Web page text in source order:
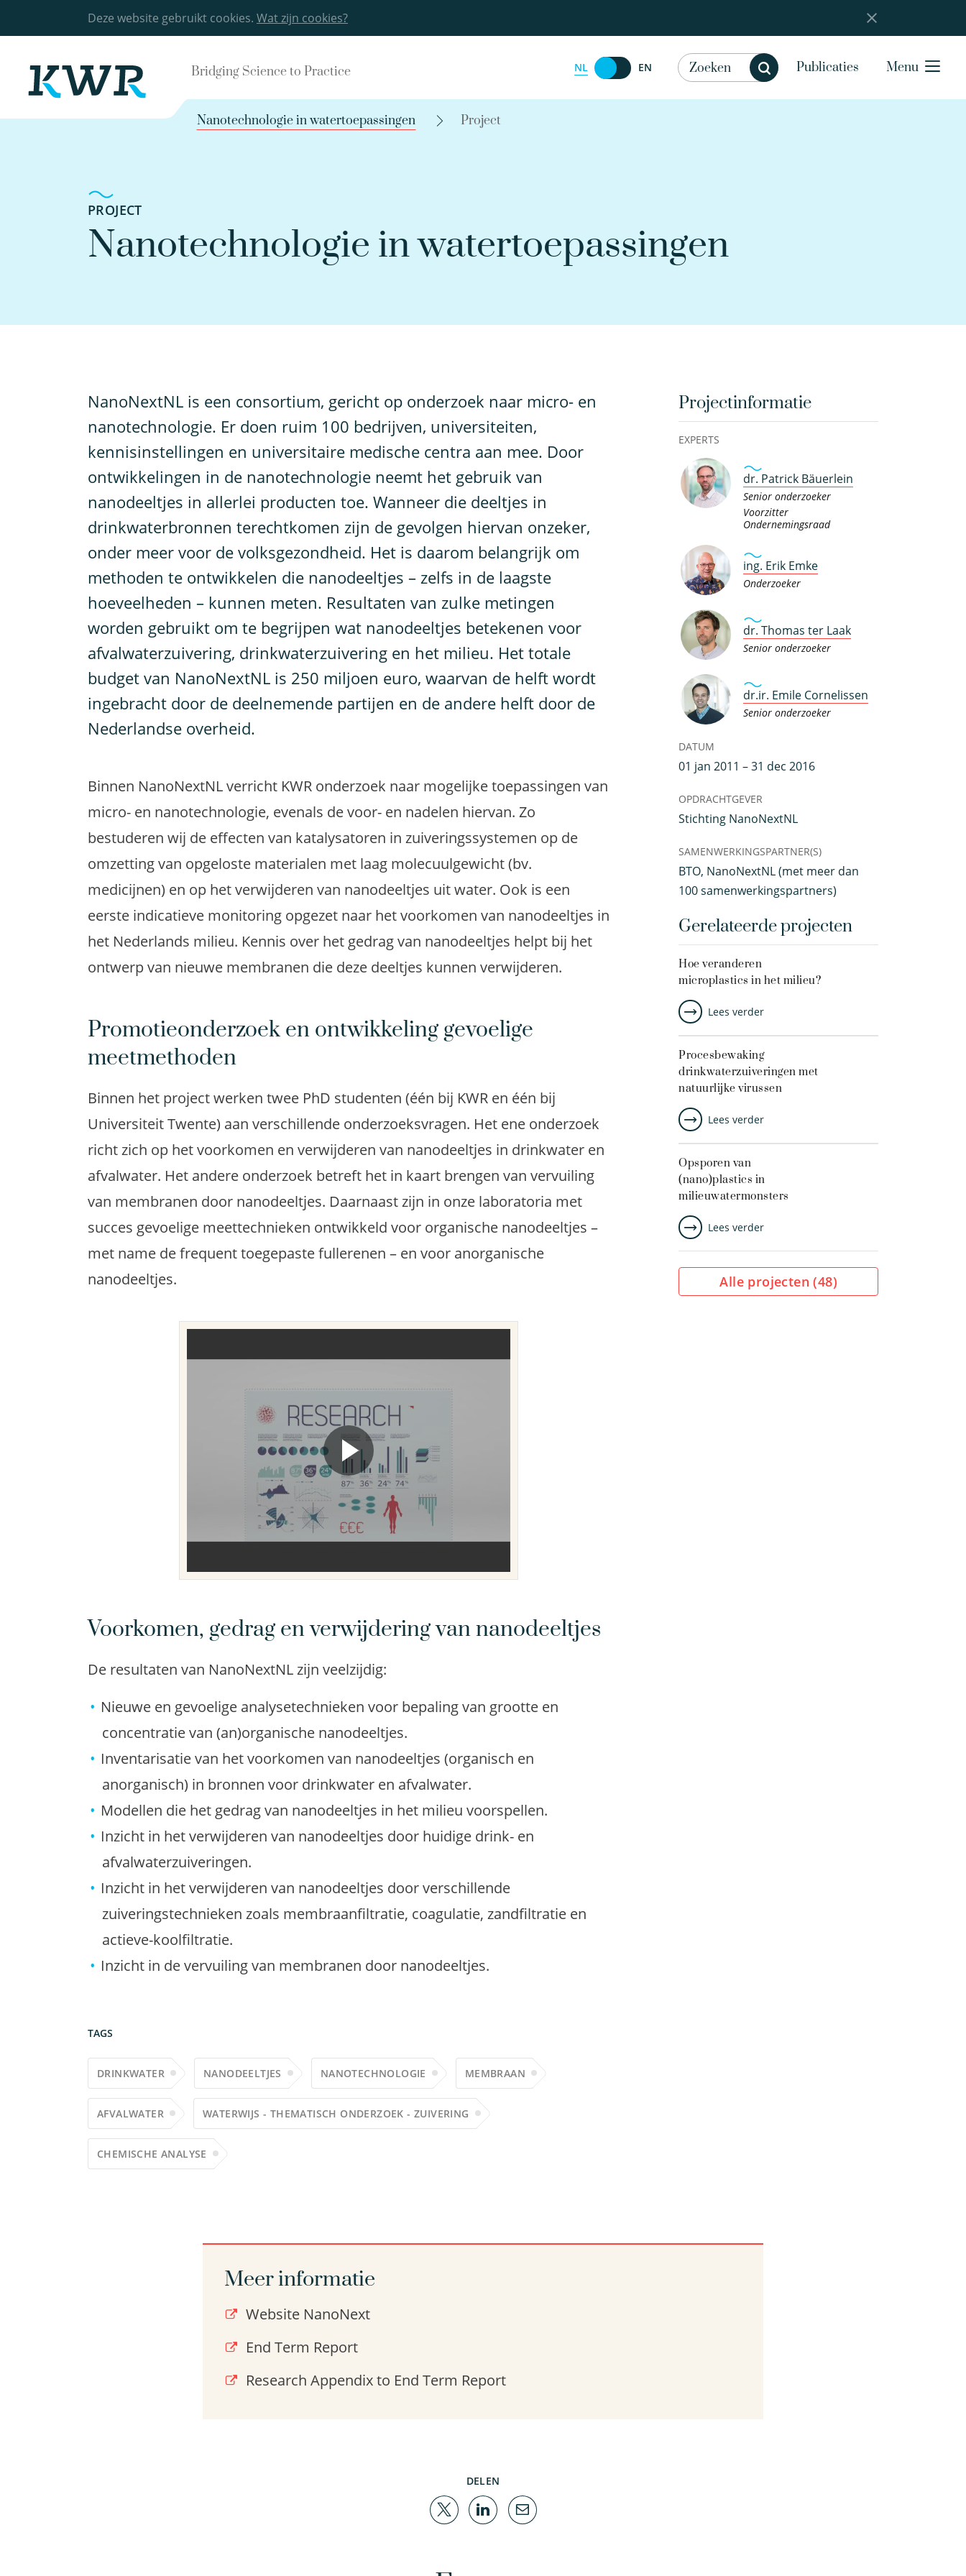
Deze website gebruikt cookies. Wat zijn cookies?
Bridging Science to Practice NL EN Publicaties Menu
Nanotechnologie in watertoepassingen Project
PROJECT
Nanotechnologie in watertoepassingen
NanoNextNL is een consortium, gericht op onderzoek naar micro- en
nanotechnologie. Er doen ruim 100 bedrijven, universiteiten,
kennisinstellingen en universitaire medische centra aan mee. Door
ontwikkelingen in de nanotechnologie neemt het gebruik van
nanodeeltjes in allerlei producten toe. Wanneer die deeltjes in
drinkwaterbronnen terechtkomen zijn de gevolgen hiervan onzeker,
onder meer voor de volksgezondheid. Het is daarom belangrijk om
methoden te ontwikkelen die nanodeeltjes – zelfs in de laagste
hoeveelheden – kunnen meten. Resultaten van zulke metingen
worden gebruikt om te begrijpen wat nanodeeltjes betekenen voor
afvalwaterzuivering, drinkwaterzuivering en het milieu. Het totale
budget van NanoNextNL is 250 miljoen euro, waarvan de helft wordt
ingebracht door de deelnemende partijen en de andere helft door de
Nederlandse overheid.
Binnen NanoNextNL verricht KWR onderzoek naar mogelijke toepassingen van
micro- en nanotechnologie, evenals de voor- en nadelen hiervan. Zo
bestuderen wij de effecten van katalysatoren in zuiveringssystemen op de
omzetting van opgeloste materialen met laag molecuulgewicht (bv.
medicijnen) en op het verwijderen van nanodeeltjes uit water. Ook is een
eerste indicatieve monitoring opgezet naar het voorkomen van nanodeeltjes in
het Nederlands milieu. Kennis over het gedrag van nanodeeltjes helpt bij het
ontwerp van nieuwe membranen die deze deeltjes kunnen verwijderen.
Promotieonderzoek en ontwikkeling gevoelige
meetmethoden
Binnen het project werken twee PhD studenten (één bij KWR en één bij
Universiteit Twente) aan verschillende onderzoeksvragen. Het ene onderzoek
richt zich op het voorkomen en verwijderen van nanodeeltjes in drinkwater en
afvalwater. Het andere onderzoek betreft het in kaart brengen van vervuiling
van membranen door nanodeeltjes. Daarnaast zijn in onze laboratoria met
succes gevoelige meettechnieken ontwikkeld voor organische nanodeeltjes –
met name de frequent toegepaste fullerenen – en voor anorganische
nanodeeltjes.
Voorkomen, gedrag en verwijdering van nanodeeltjes
De resultaten van NanoNextNL zijn veelzijdig:
Nieuwe en gevoelige analysetechnieken voor bepaling van grootte en
concentratie van (an)organische nanodeeltjes.
Inventarisatie van het voorkomen van nanodeeltjes (organisch en
anorganisch) in bronnen voor drinkwater en afvalwater.
Modellen die het gedrag van nanodeeltjes in het milieu voorspellen.
Inzicht in het verwijderen van nanodeeltjes door huidige drink- en
afvalwaterzuiveringen.
Inzicht in het verwijderen van nanodeeltjes door verschillende
zuiveringstechnieken zoals membraanfiltratie, coagulatie, zandfiltratie en
actieve-koolfiltratie.
Inzicht in de vervuiling van membranen door nanodeeltjes.
TAGS
DRINKWATER NANODEELTJES NANOTECHNOLOGIE MEMBRAAN
AFVALWATER WATERWIJS - THEMATISCH ONDERZOEK - ZUIVERING
CHEMISCHE ANALYSE
Projectinformatie
EXPERTS
dr. Patrick Bäuerlein
Senior onderzoeker
Voorzitter
Ondernemingsraad
ing. Erik Emke
Onderzoeker
dr. Thomas ter Laak
Senior onderzoeker
dr.ir. Emile Cornelissen
Senior onderzoeker
DATUM
01 jan 2011 – 31 dec 2016
OPDRACHTGEVER
Stichting NanoNextNL
SAMENWERKINGSPARTNER(S)
BTO, NanoNextNL (met meer dan
100 samenwerkingspartners)
Gerelateerde projecten
Hoe veranderen
microplastics in het milieu?
Lees verder
Procesbewaking
drinkwaterzuiveringen met
natuurlijke virussen
Lees verder
Opsporen van
(nano)plastics in
milieuwatermonsters
Lees verder
Alle projecten (48)
Meer informatie
Website NanoNext
End Term Report
Research Appendix to End Term Report
DELEN